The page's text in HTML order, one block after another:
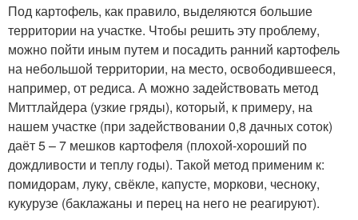
Под картофель, как правило, выделяются большие
территории на участке. Чтобы решить эту проблему,
можно пойти иным путем и посадить ранний картофель
на небольшой территории, на место, освободившееся,
например, от редиса. А можно задействовать метод
Миттлайдера (узкие гряды), который, к примеру, на
нашем участке (при задействовании 0,8 дачных соток)
даёт 5 – 7 мешков картофеля (плохой-хороший по
дождливости и теплу годы). Такой метод применим к:
помидорам, луку, свёкле, капусте, моркови, чесноку,
кукурузе (баклажаны и перец на него не реагируют).